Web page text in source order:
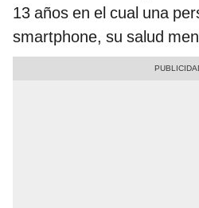
13 años en el cual una
smartphone, su salud